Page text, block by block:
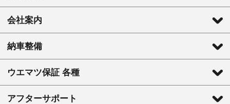
会社案内
納車整備
ウエマツ保証 各種
アフターサポート